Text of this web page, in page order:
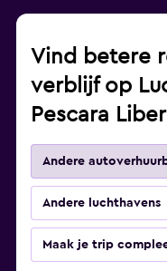
Vind betere
verblijf op
Pescara
Andere
Andere luchthavens
Maak je trip